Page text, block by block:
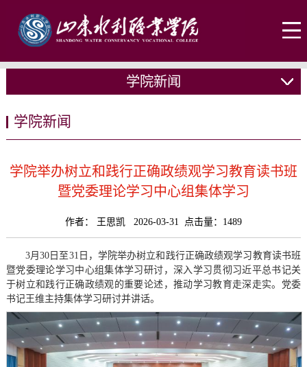
学院新闻
学院新闻
学院举办树立和践行正确政绩观学习教育读书班
暨党委理论学习中心组集体学习
作者： 王思凯 2026-03-31 点击量： 1489
3月30日至31日，学院举办树立和践行正确政绩观学习教育读书班
暨党委理论学习中心组集体学习研讨，深入学习贯彻习近平总书记关
于树立和践行正确政绩观的重要论述，推动学习教育走深走实。党委
书记王维主持集体学习研讨并讲话。